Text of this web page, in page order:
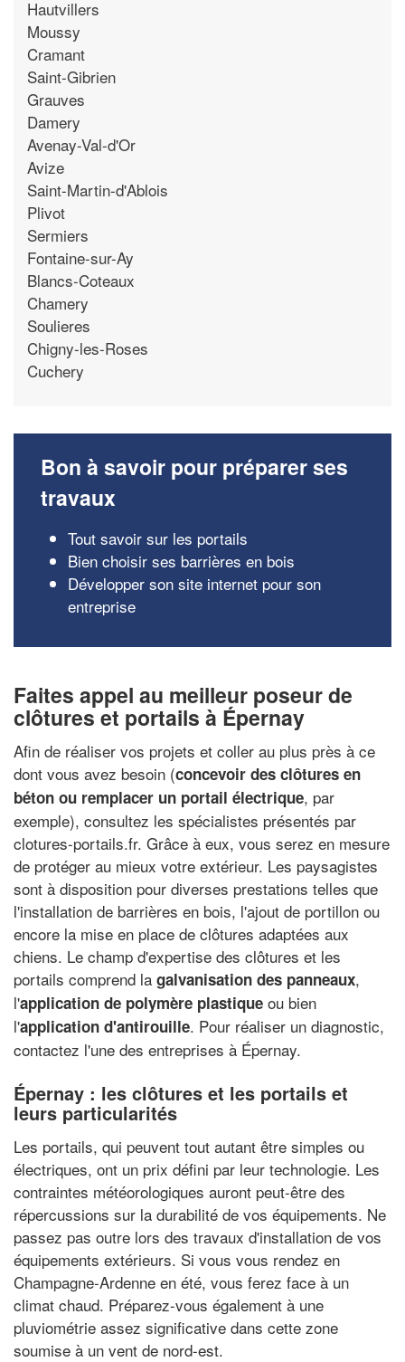
Hautvillers
Moussy
Cramant
Saint-Gibrien
Grauves
Damery
Avenay-Val-d'Or
Avize
Saint-Martin-d'Ablois
Plivot
Sermiers
Fontaine-sur-Ay
Blancs-Coteaux
Chamery
Soulieres
Chigny-les-Roses
Cuchery
Bon à savoir pour préparer ses
travaux
Tout savoir sur les portails
Bien choisir ses barrières en bois
Développer son site internet pour son
entreprise
Faites appel au meilleur poseur de
clôtures et portails à Épernay
Afin de réaliser vos projets et coller au plus près à ce
dont vous avez besoin (concevoir des clôtures en
béton ou remplacer un portail électrique, par
exemple), consultez les spécialistes présentés par
clotures-portails.fr. Grâce à eux, vous serez en mesure
de protéger au mieux votre extérieur. Les paysagistes
sont à disposition pour diverses prestations telles que
l'installation de barrières en bois, l'ajout de portillon ou
encore la mise en place de clôtures adaptées aux
chiens. Le champ d'expertise des clôtures et les
portails comprend la galvanisation des panneaux,
l'application de polymère plastique ou bien
l'application d'antirouille. Pour réaliser un diagnostic,
contactez l'une des entreprises à Épernay.
Épernay : les clôtures et les portails et
leurs particularités
Les portails, qui peuvent tout autant être simples ou
électriques, ont un prix défini par leur technologie. Les
contraintes météorologiques auront peut-être des
répercussions sur la durabilité de vos équipements. Ne
passez pas outre lors des travaux d'installation de vos
équipements extérieurs. Si vous vous rendez en
Champagne-Ardenne en été, vous ferez face à un
climat chaud. Préparez-vous également à une
pluviométrie assez significative dans cette zone
soumise à un vent de nord-est.